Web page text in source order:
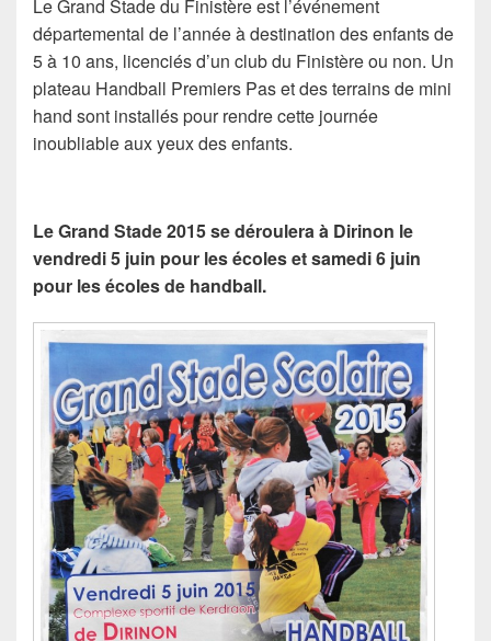
Le Grand Stade du Finistère est l’événement
départemental de l’année à destination des enfants de
5 à 10 ans, licenciés d’un club du Finistère ou non. Un
plateau Handball Premiers Pas et des terrains de mini
hand sont installés pour rendre cette journée
inoubliable aux yeux des enfants.
Le Grand Stade 2015 se déroulera à Dirinon le
vendredi 5 juin pour les écoles et samedi 6 juin
pour les écoles de handball.